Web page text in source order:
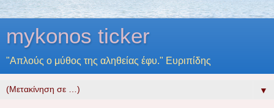
mykonos ticker
"Απλούς ο μύθος της αληθείας έφυ." Ευριπίδης
▼